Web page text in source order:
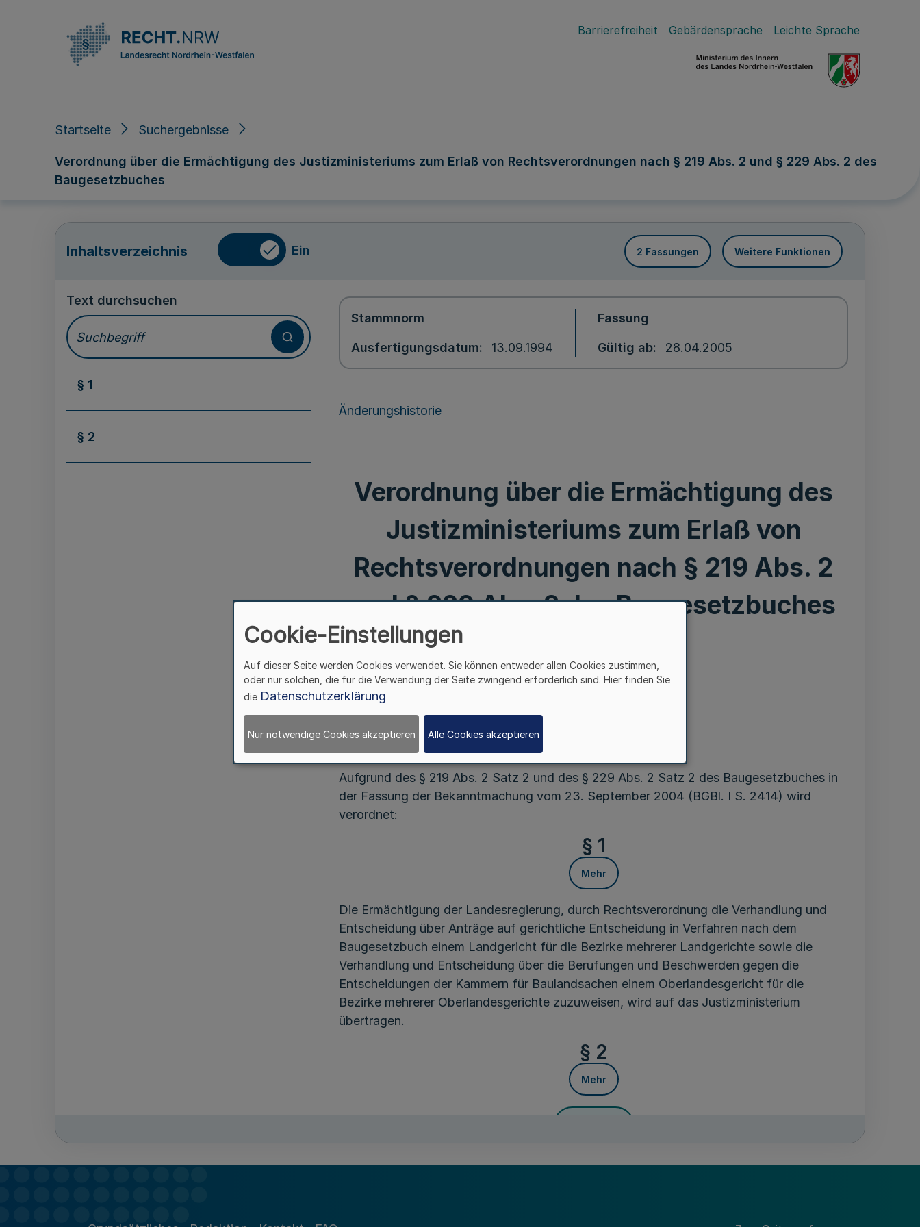
Barrierefreiheit Gebärdensprache Leichte Sprache
Startseite Suchergebnisse
Verordnung über die Ermächtigung des Justizministeriums zum Erlaß von Rechtsverordnungen nach § 219 Abs. 2 und § 229 Abs. 2 des
Baugesetzbuches
Inhaltsverzeichnis Ein 2 Fassungen Weitere Funktionen
Text durchsuchen
§ 1
§ 2
Stammnorm
Ausfertigungsdatum 13.09.1994
Fassung
Gültig ab 28.04.2005
Änderungshistorie
Verordnung über die Ermächtigung des
Justizministeriums zum Erlaß von
Rechtsverordnungen nach § 219 Abs. 2
und § 229 Abs. 2 des Baugesetzbuches
Vom 13. September 1994
Aufgrund des § 219 Abs. 2 Satz 2 und des § 229 Abs. 2 Satz 2 des Baugesetzbuches in
der Fassung der Bekanntmachung vom 23. September 2004 (BGBl. I S. 2414) wird
verordnet:
§ 1
Mehr
Die Ermächtigung der Landesregierung, durch Rechtsverordnung die Verhandlung und
Entscheidung über Anträge auf gerichtliche Entscheidung in Verfahren nach dem
Baugesetzbuch einem Landgericht für die Bezirke mehrerer Landgerichte sowie die
Verhandlung und Entscheidung über die Berufungen und Beschwerden gegen die
Entscheidungen der Kammern für Baulandsachen einem Oberlandesgericht für die
Bezirke mehrerer Oberlandesgerichte zuzuweisen, wird auf das Justizministerium
übertragen.
§ 2
Mehr
Cookie-Einstellungen
Auf dieser Seite werden Cookies verwendet. Sie können entweder allen Cookies zustimmen,
oder nur solchen, die für die Verwendung der Seite zwingend erforderlich sind. Hier finden Sie
die Datenschutzerklärung
Nur notwendige Cookies akzeptieren Alle Cookies akzeptieren